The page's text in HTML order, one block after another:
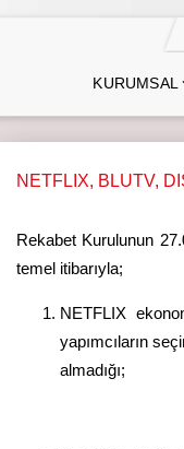
KURUMSAL
NETFLIX, BLUTV,
Rekabet Kurulunun
temel itibarıyla;
NETFLIX
yapımcıların
almadığı;